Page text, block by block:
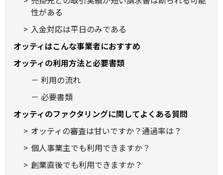
性がある
入金対応は平日のみである
オッティはこんな事業者におすすめ
オッティの利用方法と必要書類
利用の流れ
必要書類
オッティのファクタリングに関してよくある質問
オッティの審査は甘いですか？通過率は？
個人事業主でも利用できますか？
創業直後でも利用できますか？